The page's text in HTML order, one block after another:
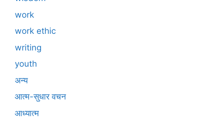
work
work ethic
writing
youth
अन्य
आत्म-सुधार वचन
आध्यात्म